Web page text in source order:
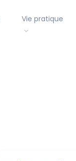
Vie pratique